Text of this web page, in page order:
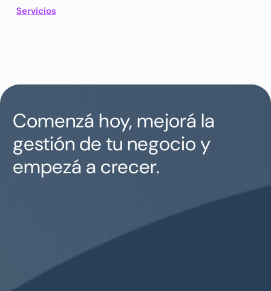
Servicios
Comenzá hoy, mejorá la
gestión de tu negocio y
empezá a crecer.